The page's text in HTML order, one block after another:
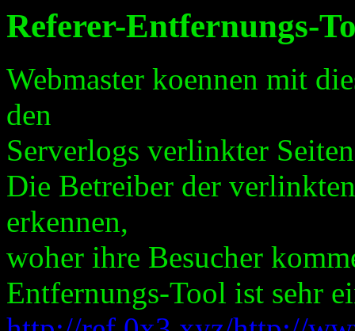
Referer-Entfernungs-
Webmaster koennen mit
den
Serverlogs verlinkter
Die Betreiber der
erkennen,
woher ihre Besucher
Entfernungs-Tool ist sehr